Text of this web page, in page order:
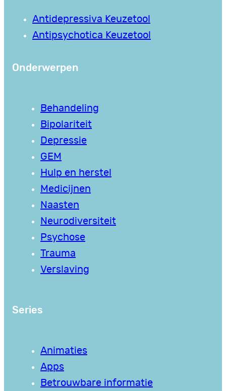
Antidepressiva Keuzetool
Antipsychotica Keuzetool
Onderwerpen
Behandeling
Bipolariteit
Depressie
GEM
Hulp en herstel
Medicijnen
Naasten
Neurodiversiteit
Psychose
Trauma
Verslaving
Series
Animaties
Apps
Betrouwbare informatie